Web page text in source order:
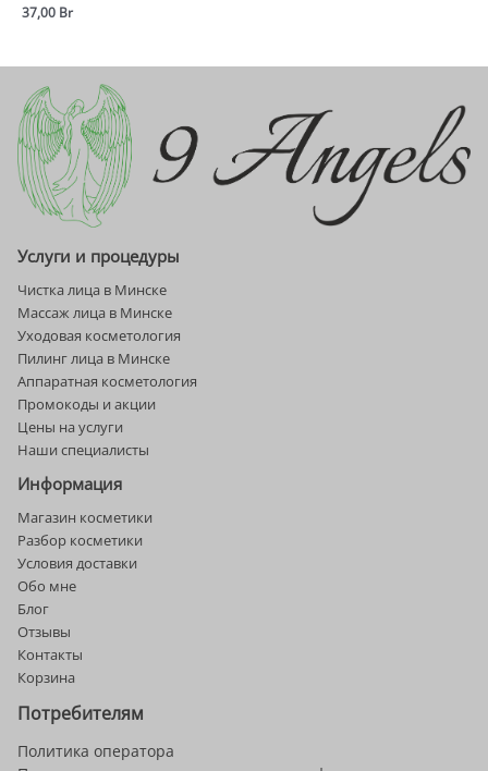
37,00 Br
Услуги и процедуры
Чистка лица в Минске
Массаж лица в Минске
Уходовая косметология
Пилинг лица в Минске
Аппаратная косметология
Промокоды и акции
Цены на услуги
Наши специалисты
Информация
Магазин косметики
Разбор косметики
Условия доставки
Обо мне
Блог
Отзывы
Контакты
Корзина
Потребителям
Политика оператора